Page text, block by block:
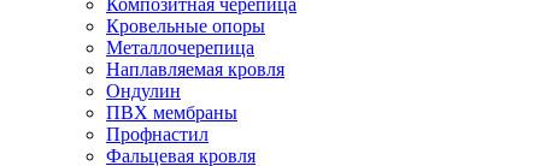
Композитная черепица
Кровельные опоры
Металлочерепица
Наплавляемая кровля
Ондулин
ПВХ мембраны
Профнастил
Фальцевая кровля